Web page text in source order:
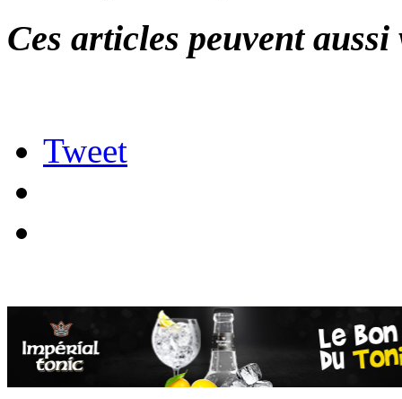
Ces articles peuvent
Tweet